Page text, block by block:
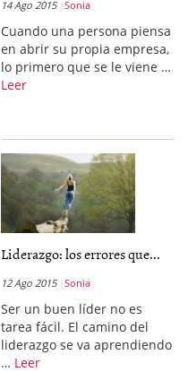
14 Ago 2015 Sonia
Cuando una persona piensa
en abrir su propia empresa,
lo primero que se le viene …
Leer
Liderazgo: los errores que...
12 Ago 2015 Sonia
Ser un buen líder no es
tarea fácil. El camino del
liderazgo se va aprendiendo
… Leer